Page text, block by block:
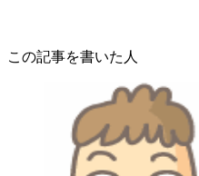
この記事を書いた人